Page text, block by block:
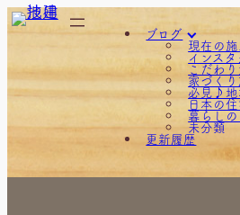
内
を
ス
ッ
プ
ブログ
現在の
インス
こだわ
家づく
必見♪地
日本の
暮らし
未分類
更新履歴